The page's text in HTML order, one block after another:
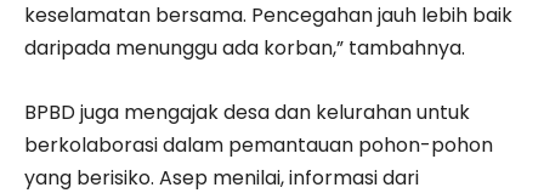
keselamatan bersama. Pencegahan jauh lebih baik
daripada menunggu ada korban,” tambahnya.
BPBD juga mengajak desa dan kelurahan untuk
berkolaborasi dalam pemantauan pohon-pohon
yang berisiko. Asep menilai, informasi dari